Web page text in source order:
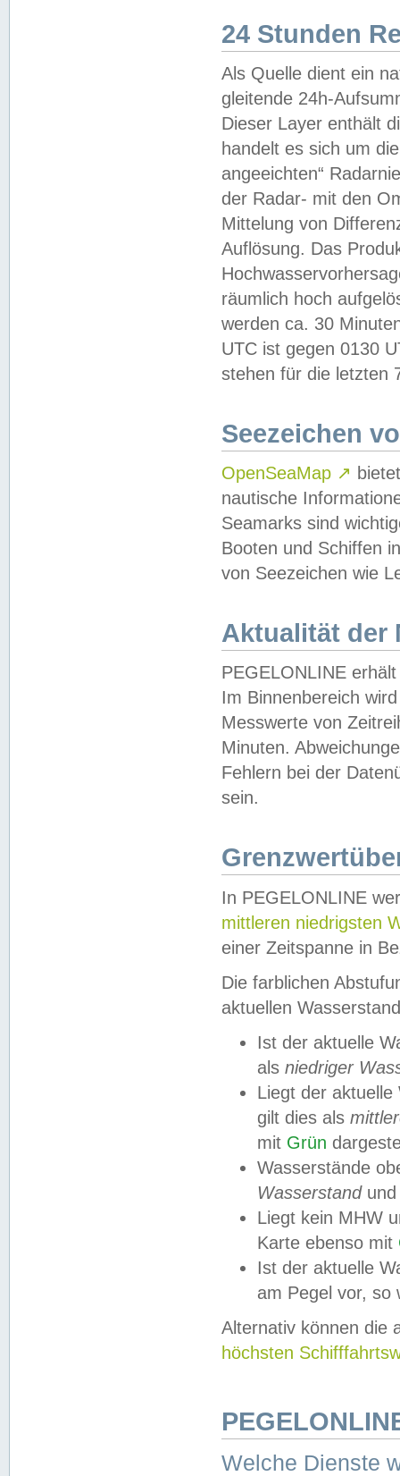
24 Stunden
Als Quelle dient ein
gleitende 24h-
Dieser Layer enthält
handelt es sich um
angeeichten“
der Radar- mit den
Mittelung von
Auflösung. Das
räumlich hoch
werden ca. 30
UTC ist gegen 0130
stehen für die letzten
Seezeichen
OpenSeaMap ↗
nautische
Seamarks sind
Booten und Schiffen
von Seezeichen wie
Aktualität der
PEGELONLINE
Im Binnenbereich
Messwerte von
Minuten.
Fehlern bei der
sein.
In PEGELONLINE
mittleren niedrigsten
einer Zeitspanne in
Die farblichen
aktuellen
Ist der aktuelle
als niedriger
Liegt der
gilt dies als
mit Grün
Wasserstände
Wasserstandund
Liegt kein MHW
Karte ebenso mit
Ist der aktuelle
am Pegel vor,
Alternativ können die
höchsten
Welche Dienste